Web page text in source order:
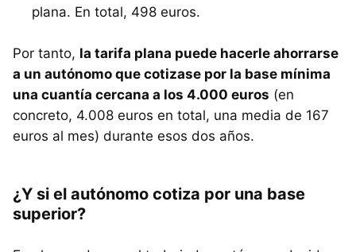
plana. En total, 498 euros.
Por tanto, la tarifa plana puede hacerle ahorrarse
a un autónomo que cotizase por la base mínima
una cuantía cercana a los 4.000 euros (en
concreto, 4.008 euros en total, una media de 167
euros al mes) durante esos dos años.
¿Y si el autónomo cotiza por una base
superior?